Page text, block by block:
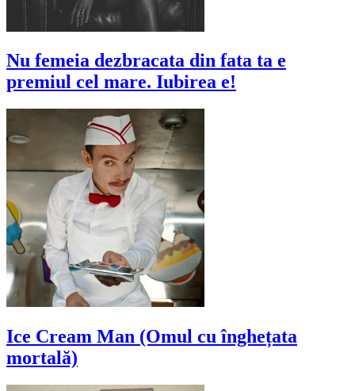
Nu femeia dezbracata din fata ta e
premiul cel mare. Iubirea e!
Ice Cream Man (Omul cu înghețata
mortală)